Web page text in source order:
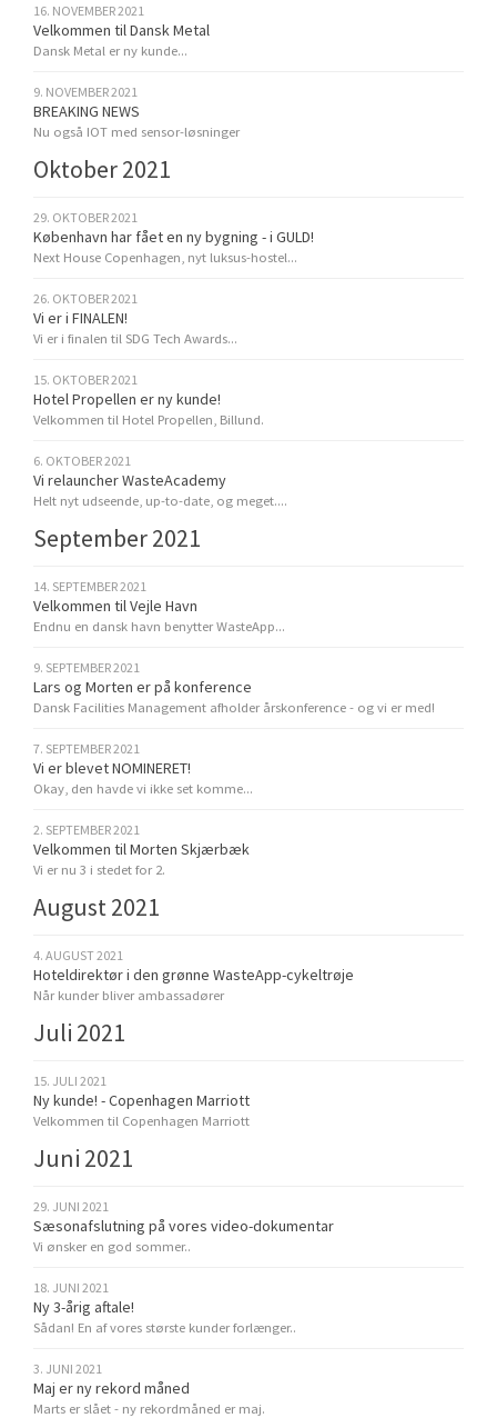
16. NOVEMBER 2021
Velkommen til Dansk Metal
Dansk Metal er ny kunde...
9. NOVEMBER 2021
BREAKING NEWS
Nu også IOT med sensor-løsninger
Oktober 2021
29. OKTOBER 2021
København har fået en ny bygning - i GULD!
Next House Copenhagen, nyt luksus-hostel...
26. OKTOBER 2021
Vi er i FINALEN!
Vi er i finalen til SDG Tech Awards...
15. OKTOBER 2021
Hotel Propellen er ny kunde!
Velkommen til Hotel Propellen, Billund.
6. OKTOBER 2021
Vi relauncher WasteAcademy
Helt nyt udseende, up-to-date, og meget....
September 2021
14. SEPTEMBER 2021
Velkommen til Vejle Havn
Endnu en dansk havn benytter WasteApp...
9. SEPTEMBER 2021
Lars og Morten er på konference
Dansk Facilities Management afholder årskonference - og vi er med!
7. SEPTEMBER 2021
Vi er blevet NOMINERET!
Okay, den havde vi ikke set komme...
2. SEPTEMBER 2021
Velkommen til Morten Skjærbæk
Vi er nu 3 i stedet for 2.
August 2021
4. AUGUST 2021
Hoteldirektør i den grønne WasteApp-cykeltrøje
Når kunder bliver ambassadører
Juli 2021
15. JULI 2021
Ny kunde! - Copenhagen Marriott
Velkommen til Copenhagen Marriott
Juni 2021
29. JUNI 2021
Sæsonafslutning på vores video-dokumentar
Vi ønsker en god sommer..
18. JUNI 2021
Ny 3-årig aftale!
Sådan! En af vores største kunder forlænger..
3. JUNI 2021
Maj er ny rekord måned
Marts er slået - ny rekordmåned er maj.